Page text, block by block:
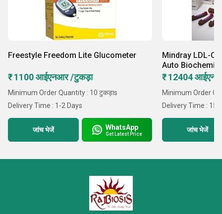
Freestyle Freedom Lite Glucometer
₹ 1100 आईएनआर /टुकड़ा
Minimum Order Quantity : 10 टुकड़ाs
Delivery Time : 1-2 Days
जांच भेजें WhatsApp
Get Latest Price
Mindray LDL-C
Auto
₹ 12404
Minimum Order
Delivery Time : 15
जांच भेजें